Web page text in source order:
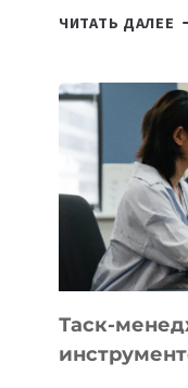
ЧИТАТЬ ДАЛЕЕ
3
Таск-